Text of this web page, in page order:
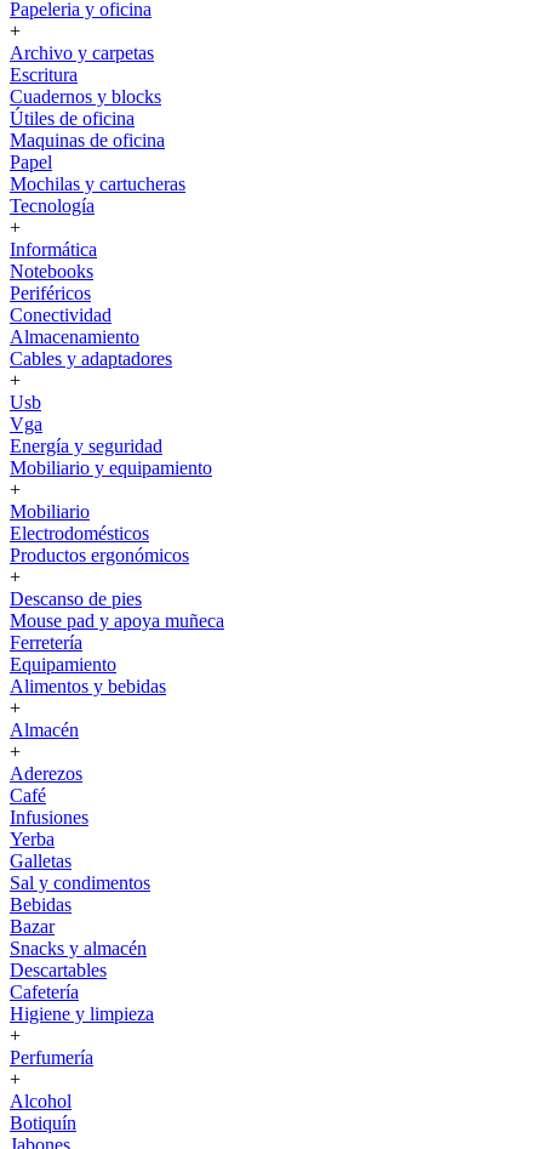
Papeleria y oficina
+
Archivo y carpetas
Escritura
Cuadernos y blocks
Útiles de oficina
Maquinas de oficina
Papel
Mochilas y cartucheras
Tecnología
+
Informática
Notebooks
Periféricos
Conectividad
Almacenamiento
Cables y adaptadores
+
Usb
Vga
Energía y seguridad
Mobiliario y equipamiento
+
Mobiliario
Electrodomésticos
Productos ergonómicos
+
Descanso de pies
Mouse pad y apoya muñeca
Ferretería
Equipamiento
Alimentos y bebidas
+
Almacén
+
Aderezos
Café
Infusiones
Yerba
Galletas
Sal y condimentos
Bebidas
Bazar
Snacks y almacén
Descartables
Cafetería
Higiene y limpieza
+
Perfumería
+
Alcohol
Botiquín
Jabones